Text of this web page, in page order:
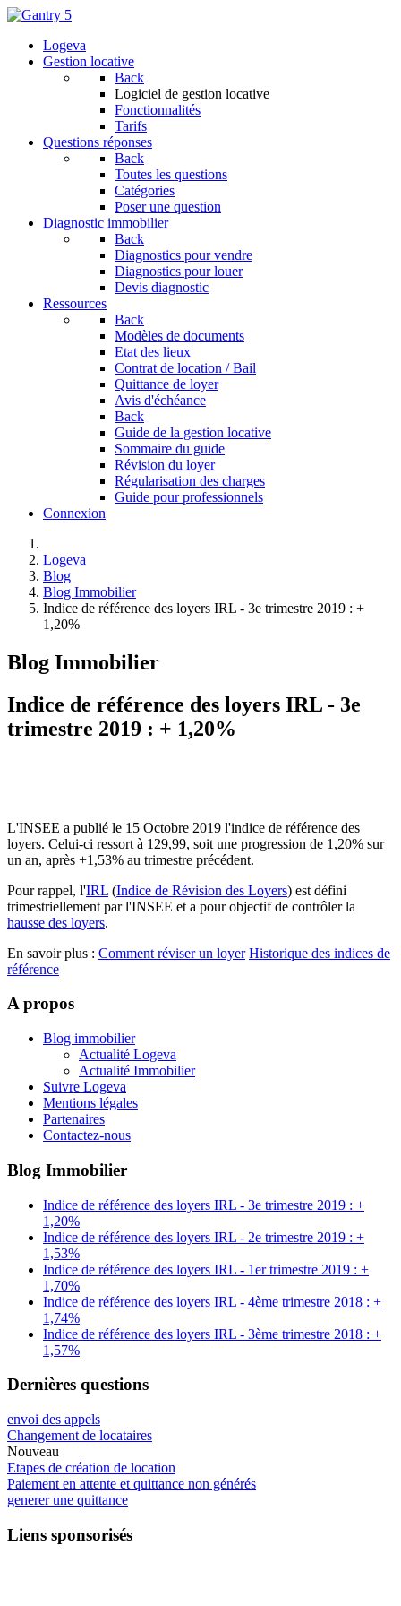
Logeva
Gestion locative
Back
Logiciel de gestion locative
Fonctionnalités
Tarifs
Questions réponses
Back
Toutes les questions
Catégories
Poser une question
Diagnostic immobilier
Back
Diagnostics pour vendre
Diagnostics pour louer
Devis diagnostic
Ressources
Back
Modèles de documents
Etat des lieux
Contrat de location / Bail
Quittance de loyer
Avis d'échéance
Back
Guide de la gestion locative
Sommaire du guide
Révision du loyer
Régularisation des charges
Guide pour professionnels
Connexion
Logeva
Blog
Blog Immobilier
Indice de référence des loyers IRL - 3e trimestre 2019 : +
1,20%
Blog Immobilier
Indice de référence des loyers IRL - 3e
trimestre 2019 : + 1,20%
L'INSEE a publié le 15 Octobre 2019 l'indice de référence des
loyers. Celui-ci ressort à 129,99, soit une progression de 1,20% sur
un an, après +1,53% au trimestre précédent.
Pour rappel, l'IRL (Indice de Révision des Loyers) est défini
trimestriellement par l'INSEE et a pour objectif de contrôler la
hausse des loyers.
En savoir plus : Comment réviser un loyer Historique des indices de
référence
A propos
Blog immobilier
Actualité Logeva
Actualité Immobilier
Suivre Logeva
Mentions légales
Partenaires
Contactez-nous
Blog Immobilier
Indice de référence des loyers IRL - 3e trimestre 2019 : +
1,20%
Indice de référence des loyers IRL - 2e trimestre 2019 : +
1,53%
Indice de référence des loyers IRL - 1er trimestre 2019 : +
1,70%
Indice de référence des loyers IRL - 4ème trimestre 2018 : +
1,74%
Indice de référence des loyers IRL - 3ème trimestre 2018 : +
1,57%
Dernières questions
envoi des appels
Changement de locataires
Nouveau
Etapes de création de location
Paiement en attente et quittance non générés
generer une quittance
Liens sponsorisés